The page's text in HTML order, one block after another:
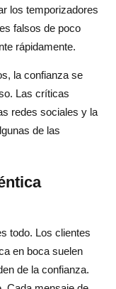
los temporizadores
falsos de poco
rápidamente.
la confianza se
Las críticas
redes sociales y la
de las
todo. Los clientes
en boca suelen
de la confianza.